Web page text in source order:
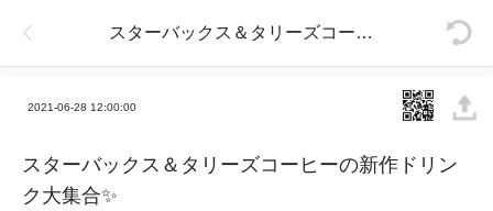
スターバックス＆タリーズコーヒーの新作ドリンク大集合✨
2021-06-28 12:00:00
スターバックス＆タリーズコーヒーの新作ドリン
ク大集合✨